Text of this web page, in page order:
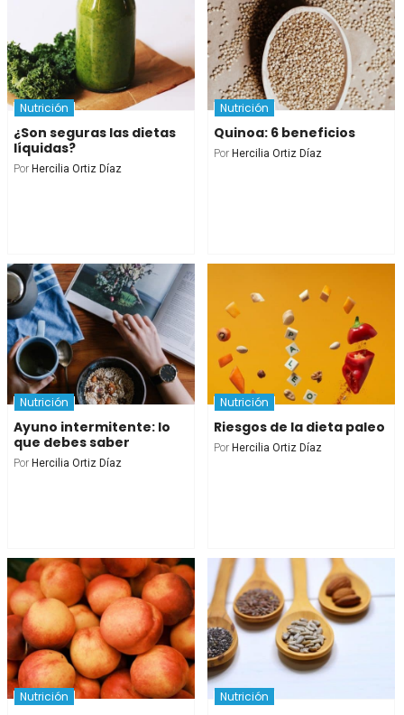
Nutrición
¿Son seguras las dietas
líquidas?
Por Hercilia Ortiz Díaz
Nutrición
Quinoa: 6 beneficios
Por Hercilia Ortiz Díaz
Nutrición
Ayuno intermitente: lo
que debes saber
Por Hercilia Ortiz Díaz
Nutrición
Riesgos de la dieta paleo
Por Hercilia Ortiz Díaz
Nutrición Nutrición